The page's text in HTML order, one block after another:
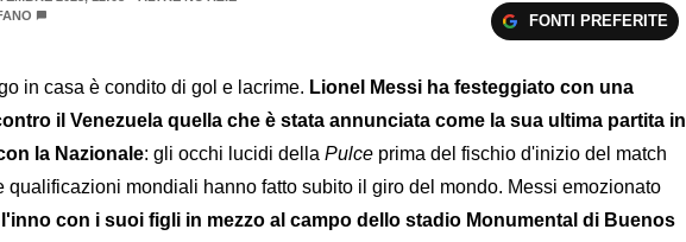
FONTI PREFERITE
in casa è condito di gol e lacrime. Lionel Messi ha festeggiato con una
il Venezuela quella che è stata annunciata come la sua ultima partita in
la Nazionale: gli occhi lucidi della Pulce prima del fischio d'inizio del match
qualificazioni mondiali hanno fatto subito il giro del mondo. Messi emozionato
con i suoi figli in mezzo al campo dello stadio Monumental di Buenos